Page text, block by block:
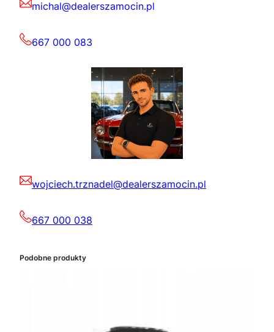
michal@dealerszamocin.pl
667 000 083
wojciech.trznadel@dealerszamocin.pl
667 000 038
Podobne produkty